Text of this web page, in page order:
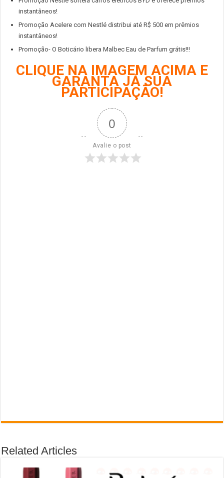
instantâneos!
Promoção Acelere com Nestlé distribui até R$ 500 em prêmios
instantâneos!
Promoção- O Boticário libera Malbec Eau de Parfum grátis!!!
CLIQUE NA IMAGEM ACIMA E
GARANTA JÁ SUA
PARTICIPAÇÃO!
0
Avalie o post
Related Articles